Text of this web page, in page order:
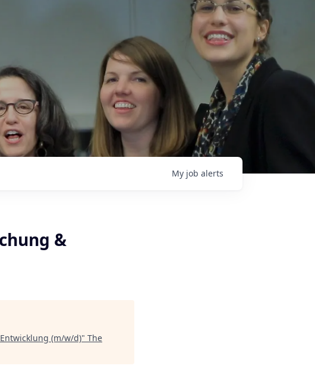
My job alerts
&
(m/w/d)" The